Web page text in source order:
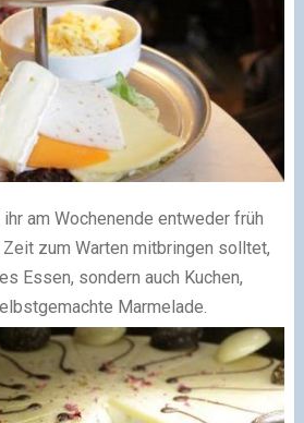
ihr am Wochenende entweder früh
zum Warten mitbringen solltet,
Essen, sondern auch Kuchen,
Marmelade.